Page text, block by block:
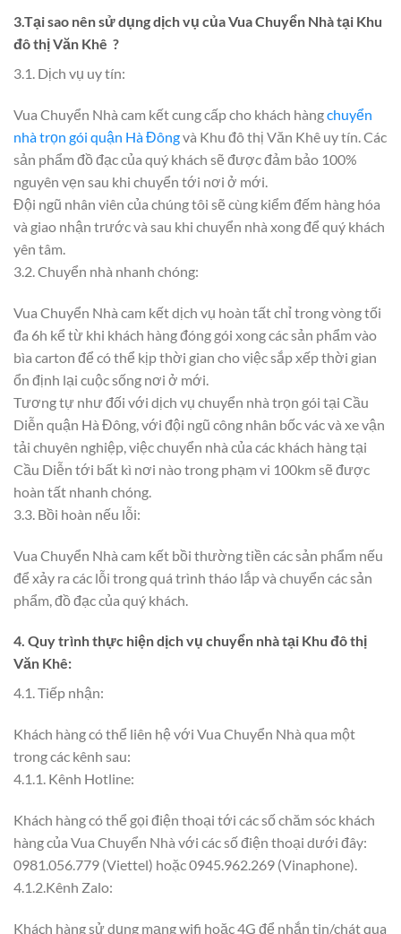
3.Tại sao nên sử dụng dịch vụ của Vua Chuyển Nhà tại Khu
đô thị Văn Khê ?
3.1. Dịch vụ uy tín:
Vua Chuyển Nhà cam kết cung cấp cho khách hàngchuyển
nhà trọn gói quận Hà Đôngvà Khu đô thị Văn Khê uy tín. Các
sản phẩm đồ đạc của quý khách sẽ được đảm bảo 100%
nguyên vẹn sau khi chuyển tới nơi ở mới.
Đội ngũ nhân viên của chúng tôi sẽ cùng kiểm đếm hàng hóa
và giao nhận trước và sau khi chuyển nhà xong để quý khách
yên tâm.
3.2. Chuyển nhà nhanh chóng:
Vua Chuyển Nhà cam kết dịch vụ hoàn tất chỉ trong vòng tối
đa 6h kể từ khi khách hàng đóng gói xong các sản phẩm vào
bìa carton để có thể kịp thời gian cho việc sắp xếp thời gian
ổn định lại cuộc sống nơi ở mới.
Tương tự như đối với dịch vụ chuyển nhà trọn gói tại Cầu
Diễn quận Hà Đông, với đội ngũ công nhân bốc vác và xe vận
tải chuyên nghiệp, việc chuyển nhà của các khách hàng tại
Cầu Diễn tới bất kì nơi nào trong phạm vi 100km sẽ được
hoàn tất nhanh chóng.
3.3. Bồi hoàn nếu lỗi:
Vua Chuyển Nhà cam kết bồi thường tiền các sản phẩm nếu
để xảy ra các lỗi trong quá trình tháo lắp và chuyển các sản
phẩm, đồ đạc của quý khách.
4. Quy trình thực hiện dịch vụ chuyển nhà tại Khu đô thị
Văn Khê:
4.1. Tiếp nhận:
Khách hàng có thể liên hệ với Vua Chuyển Nhà qua một
trong các kênh sau:
4.1.1. Kênh Hotline:
Khách hàng có thể gọi điện thoại tới các số chăm sóc khách
hàng của Vua Chuyển Nhà với các số điện thoại dưới đây:
0981.056.779 (Viettel) hoặc 0945.962.269 (Vinaphone).
4.1.2.Kênh Zalo:
Khách hàng sử dụng mạng wifi hoặc 4G để nhắn tin/chát qua